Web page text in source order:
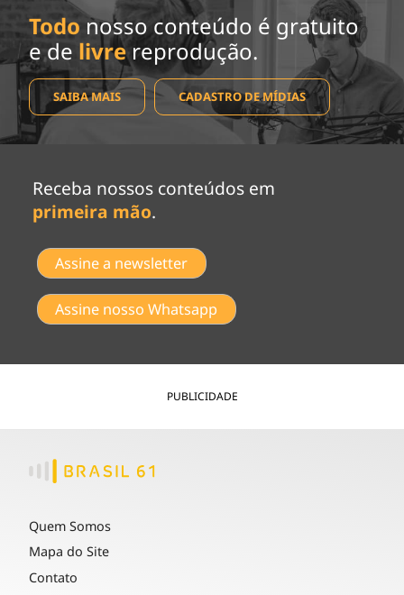
Todo nosso conteúdo é gratuito
e de livrereprodução.
SAIBA MAIS CADASTRO DE MÍDIAS
Receba nossos conteúdos em
primeira mão.
Assine a newsletter
Assine nosso Whatsapp
PUBLICIDADE
Quem Somos
Mapa do Site
Contato